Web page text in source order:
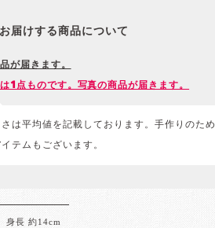
届けする商品について
が届きます。
1点ものです。写真の商品が届きます。
は平均値を記載しております。手作りのため
テムもございます。
身長 約14cm